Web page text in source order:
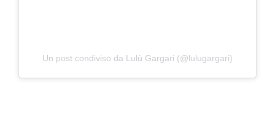
Un post condiviso da Lulù Gargari (@lulugargari)